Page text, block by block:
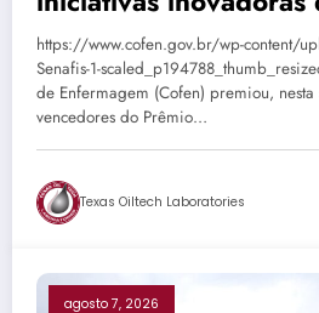
a fiscalização da
https://www.cofen.gov.br/wp-content/
Senafis-1-
de Enfermagem (Cofen) premiou, nesta
vencedores do Prêmio…
Texas Oiltech Laboratories
agosto 7, 2026